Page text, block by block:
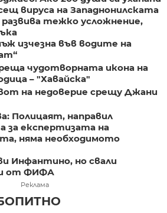
вируса на Западнонилската
тежко усложнение,
изчезна във водите на
чудотворната икона на
– "Хавайска"
на недоверие срещу Джани
Полицаят, направил
за експертизата на
няма необходимото
Инфантино, но свали
от ФИФА
Реклама